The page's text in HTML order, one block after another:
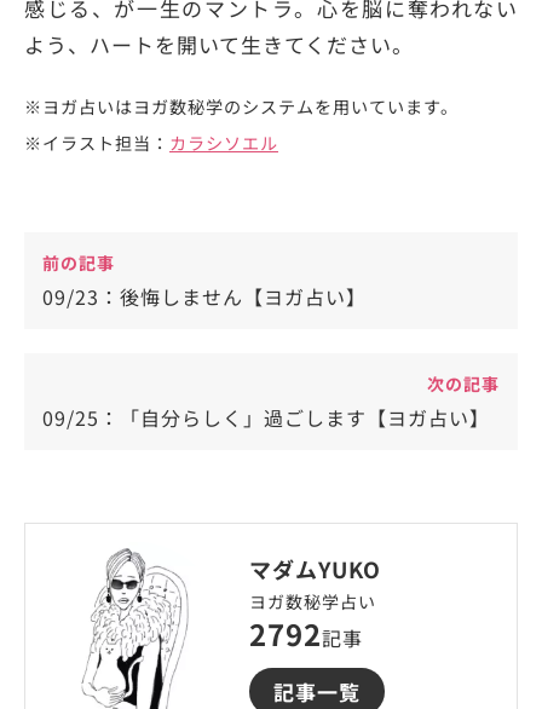
感じる、が一生のマントラ。心を脳に奪われない
よう、ハートを開いて生きてください。
※ヨガ占いはヨガ数秘学のシステムを用いています。
※イラスト担当： カラシソエル
前の記事
09/23：後悔しません【ヨガ占い】
次の記事
09/25：「自分らしく」過ごします【ヨガ占い】
マダムYUKO
ヨガ数秘学占い
2792記事
記事一覧